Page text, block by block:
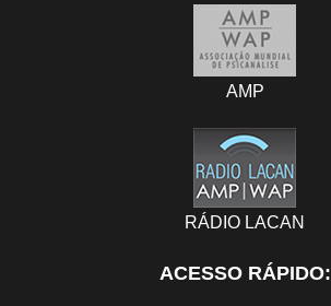
AMP
RÁDIO LACAN
ACESSO RÁPIDO: